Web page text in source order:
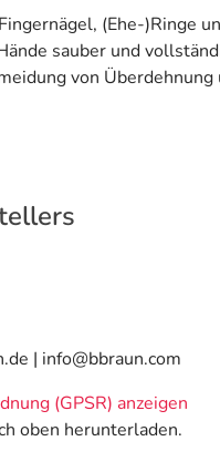
(Ehe-)Ringe
sauber und
von
| info@bbraun.com
(GPSR) anzeigen
oben herunterladen.